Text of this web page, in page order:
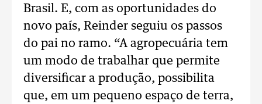
Brasil. E, com as oportunidades do
novo país, Reinder seguiu os passos
do pai no ramo. “A agropecuária tem
um modo de trabalhar que permite
diversificar a produção, possibilita
que, em um pequeno espaço de terra,